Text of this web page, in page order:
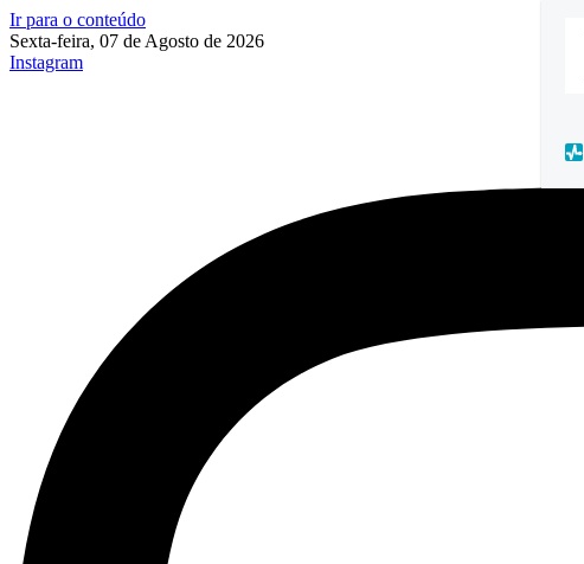
Ir para o conteúdo
Sexta-feira, 07 de Agosto de 2026
Instagram